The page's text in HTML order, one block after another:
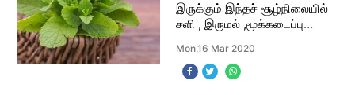
இருக்கும் இந்தச் சூழ்நிலையில்
சளி , இருமல் ,மூக்கடைப்பு
கொள்வது எப்படி என்று இந்தப்
பதிவில் காணலாம். கோடை
Mon,16 Mar 2020